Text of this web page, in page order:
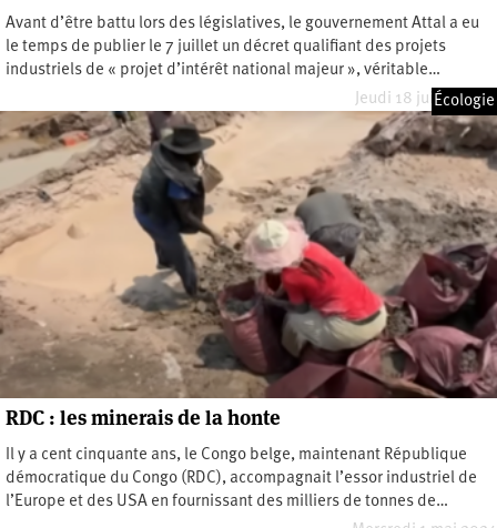
Avant d’être battu lors des législatives, le gouvernement Attal a eu
le temps de publier le 7 juillet un décret qualifiant des projets
industriels de « projet d’intérêt national majeur », véritable…
Jeudi 18 juillet 2024
Écologie
RDC : les minerais de la honte
Il y a cent cinquante ans, le Congo belge, maintenant République
démocratique du Congo (RDC), accompagnait l’essor industriel de
l’Europe et des USA en fournissant des milliers de tonnes de…